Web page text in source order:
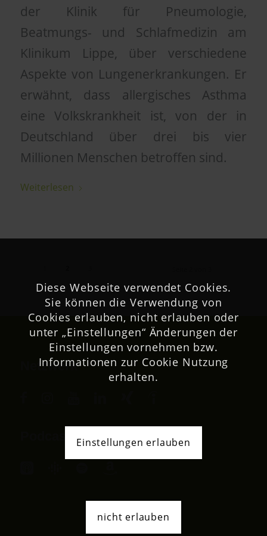
der Klinik für Pneumologie,
Beatmungs- und Schlafmedizin am
Klinikum Lippe, über verschiedene
Aspekte von Lungenerkrankungen. Er
erwähnt, dass allergisches Asthma
eine Volkskrankheit ist, von der in
Deutschland über drei bis vier
Millionen Menschen betroffen sind.
Weiterlesen
Netzwerk
Diese Webseite verwendet Cookies.
Sie können die Verwendung von
Cookies erlauben, nicht erlauben oder
unter „Einstellungen“ Änderungen der
Einstellungen vornehmen bzw.
Informationen zur Cookie Nutzung
erhalten.
Einstellungen erlauben
nicht erlauben